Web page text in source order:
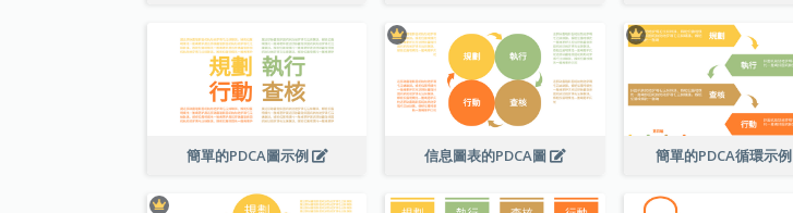
簡單的PDCA圖示例 信息圖表的PDCA圖 簡單的PDCA循環示例